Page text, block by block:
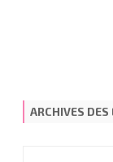
ARCHIVES